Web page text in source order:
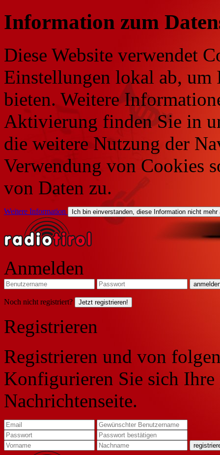
Information zum
Diese Website verwendet
Einstellungen lokal ab, um
bieten. Weitere
Aktivierung finden Sie in
die weitere Nutzung der
Verwendung von Cookies
von Daten zu.
Weitere Information Ich bin einverstanden, diese Information nicht mehr
Anmelden
Noch nicht registriert? Jetzt registrieren!
Registrieren
Registrieren und von
Konfigurieren Sie sich
Nachrichtenseite.